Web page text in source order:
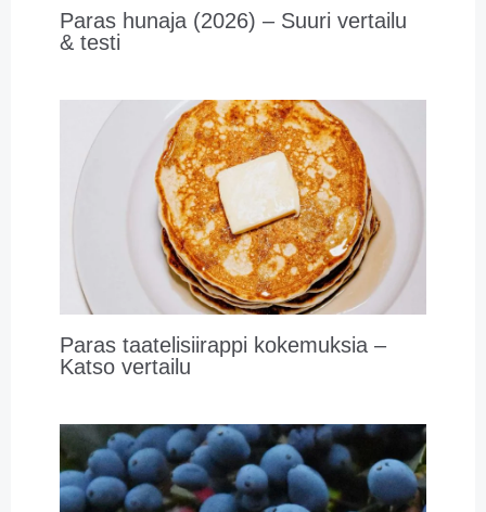
Paras hunaja (2026) – Suuri vertailu
& testi
Paras taatelisiirappi kokemuksia –
Katso vertailu